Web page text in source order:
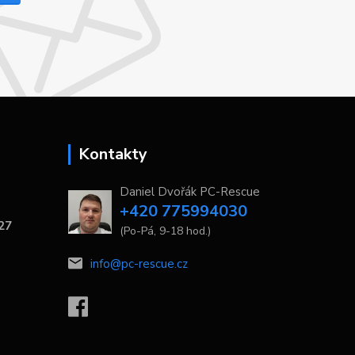
Kontakty
Daniel Dvořák PC-Rescue
+420 775994030
(Po-Pá, 9-18 hod.)
info@pc-rescue.cz